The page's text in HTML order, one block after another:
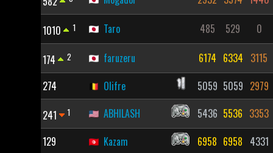
1010 1 Taro 485 529 0
174 2 faruzeru 6174 6334 3115
274
Olifre 5059 5059 2979
241 1 ABHILASH 5436 5536 3353
129
Kazam 6958 6958 4331